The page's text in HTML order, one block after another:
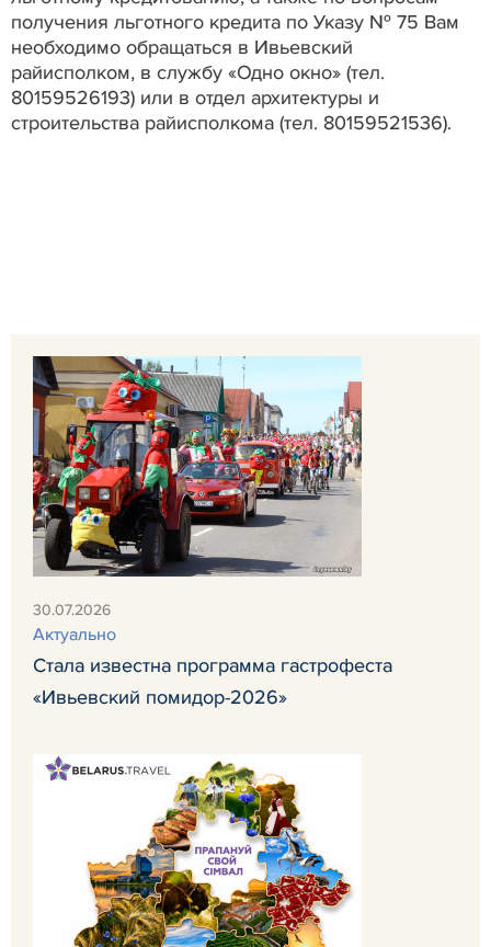
получения льготного кредита по Указу № 75 Вам
необходимо обращаться в Ивьевский
райисполком, в службу «Одно окно» (тел.
80159526193) или в отдел архитектуры и
строительства райисполкома (тел. 80159521536).
30.07.2026
Актуально
Стала известна программа гастрофеста
«Ивьевский помидор-2026»